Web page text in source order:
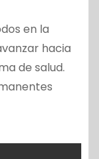
en la
hacia
de salud.